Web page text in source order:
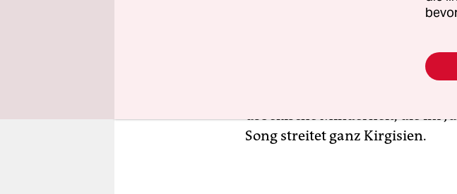
Als Poet kann man in Kirgisien
Mangelware sind. Und in
Ausschreitungen und Yulduz
usbekische Minderheit, die im
Song streitet ganz Kirgisien.